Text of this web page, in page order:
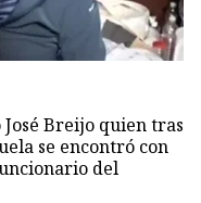
Breijo quien tras
se encontró con
del